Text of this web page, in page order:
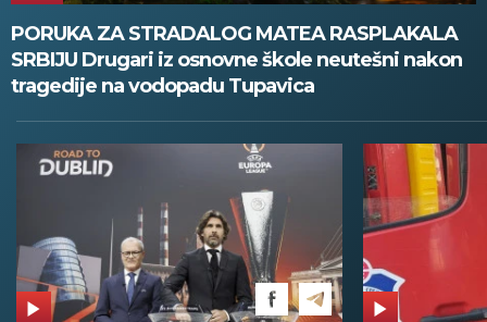
PORUKA ZA STRADALOG MATEA RASPLAKALA
SRBIJU Drugari iz osnovne škole neutešni nakon
tragedije na vodopadu Tupavica